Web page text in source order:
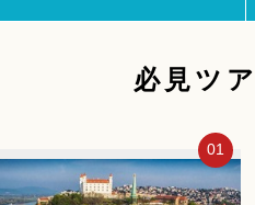
必見ツ
01